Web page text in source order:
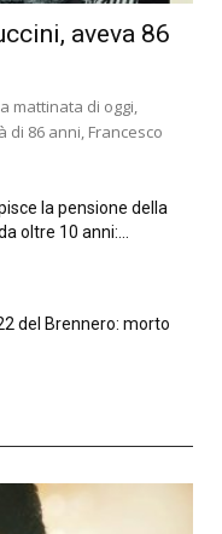
aveva 86
mattinata di oggi,
di 86 anni, Francesco
la pensione della
oltre 10 anni:...
del Brennero: morto